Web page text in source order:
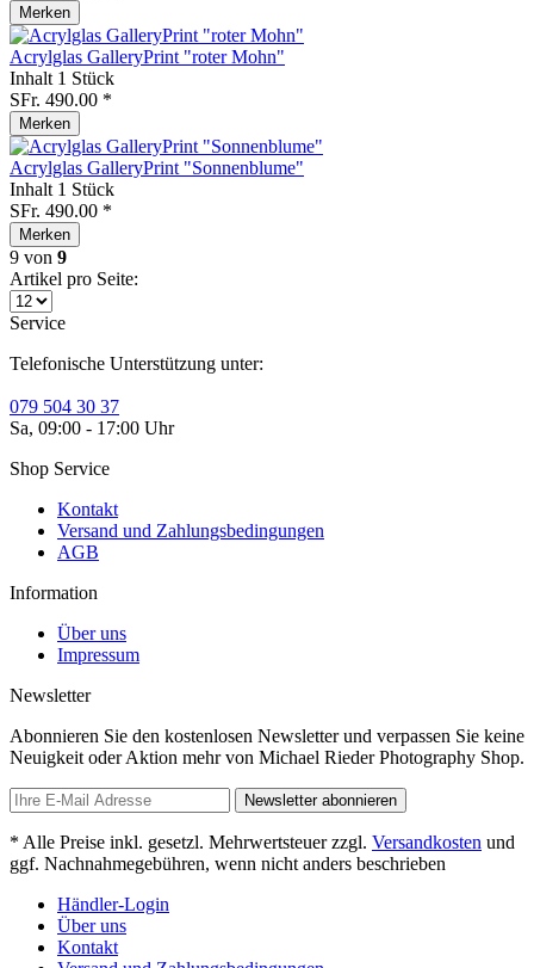
Merken
Acrylglas GalleryPrint "roter Mohn"
Inhalt 1 Stück
SFr. 490.00 *
Merken
Acrylglas GalleryPrint "Sonnenblume"
Inhalt 1 Stück
SFr. 490.00 *
Merken
9 von 9
Artikel pro Seite:
Service
Telefonische Unterstützung unter:
079 504 30 37
Sa, 09:00 - 17:00 Uhr
Shop Service
Kontakt
Versand und Zahlungsbedingungen
AGB
Information
Über uns
Impressum
Newsletter
Abonnieren Sie den kostenlosen Newsletter und verpassen Sie keine
Neuigkeit oder Aktion mehr von Michael Rieder Photography Shop.
Newsletter abonnieren
* Alle Preise inkl. gesetzl. Mehrwertsteuer zzgl. Versandkosten und
ggf. Nachnahmegebühren, wenn nicht anders beschrieben
Händler-Login
Über uns
Kontakt